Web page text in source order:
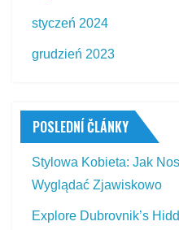
styczeń 2024
grudzień 2023
POSLEDNÍ ČLÁNKY
Stylowa Kobieta: Jak
Wyglądać Zjawiskowo
Explore Dubrovnik’s